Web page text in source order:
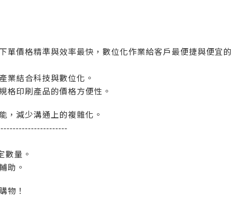
單價格精準與效率最快，數位化作業給客戶最便捷與便宜
業結合科技與數位化。
格印刷產品的價格方便性。
，減少溝通上的複雜化。
數量。
助。
物！